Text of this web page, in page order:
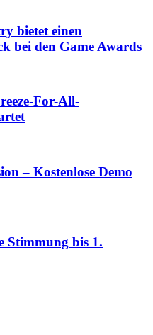
bietet einen
bei den Game Awards
For-All-
– Kostenlose Demo
Stimmung bis 1.